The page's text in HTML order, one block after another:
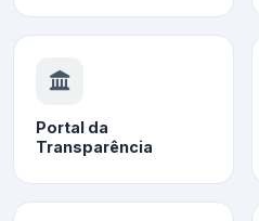
Portal da
Transparência